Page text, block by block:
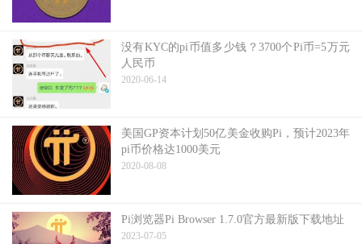
没有KYC的pi币值多少钱？3700个Pi币=5万元
人民币
2020-06-14
美国GP资本计划50亿美金收购Pi，预计2023年
pi币价格达1000美元
2020-08-08
Pi浏览器Pi Browser 1.7.0官方最新版下载地址
2023-07-05